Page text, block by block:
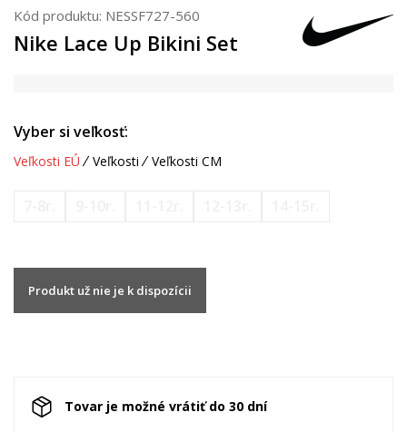
Kód produktu: NESSF727-560
Nike Lace Up Bikini Set
Vyber si veľkosť:
Veľkosti EÚ Veľkosti Veľkosti CM
Produkt už nie je k dispozícii
Tovar je možné vrátiť do 30 dní